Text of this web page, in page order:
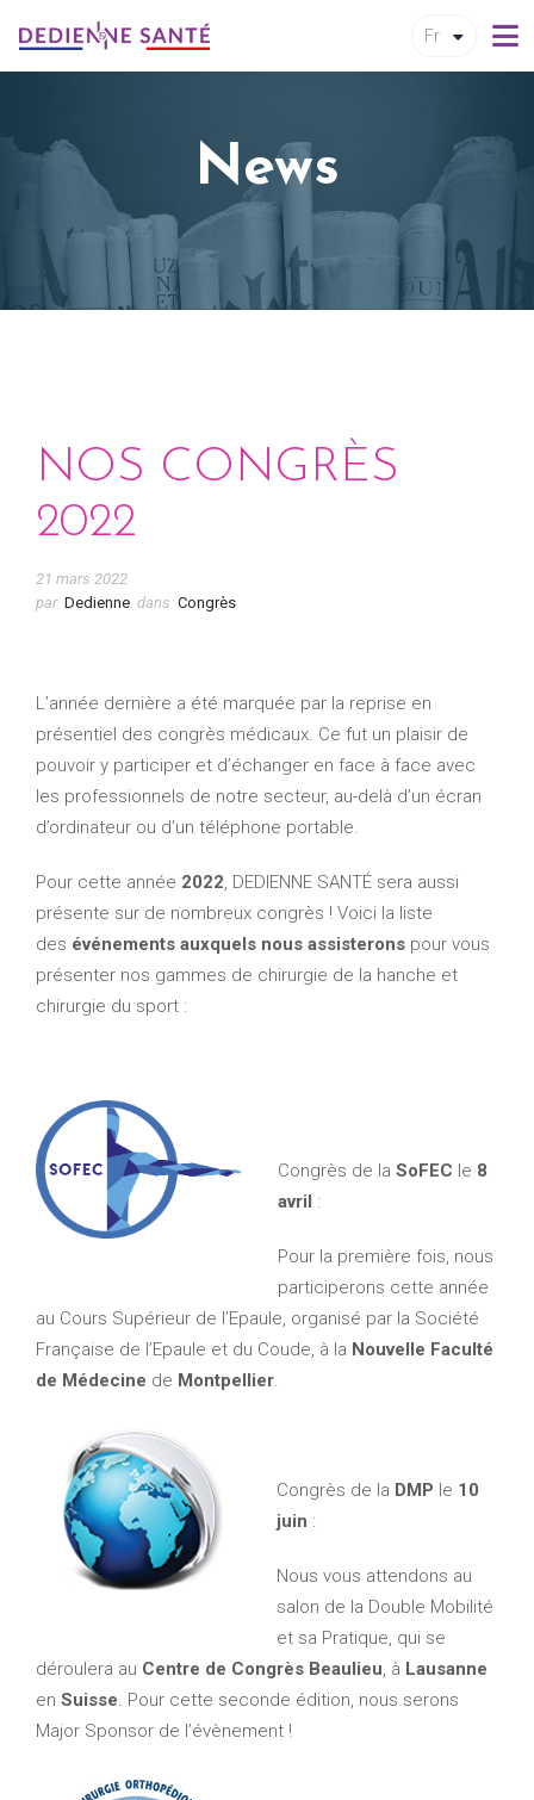
Fr
News
NOS CONGRÈS
2022
21 mars 2022
par Dedienne dans Congrès
L’année dernière a été marquée par la reprise en
présentiel des congrès médicaux. Ce fut un plaisir de
pouvoir y participer et d’échanger en face à face avec
les professionnels de notre secteur, au-delà d’un écran
d’ordinateur ou d’un téléphone portable.
Pour cette année 2022, DEDIENNE SANTÉ sera aussi
présente sur de nombreux congrès ! Voici la liste
des événements auxquels nous assisterons pour vous
présenter nos gammes de chirurgie de la hanche et
chirurgie du sport :
Congrès de la SoFEC le 8
avril :
Pour la première fois, nous
participerons cette année
au Cours Supérieur de l’Epaule, organisé par la Société
Française de l’Epaule et du Coude, à la Nouvelle Faculté
de Médecine de Montpellier.
Congrès de la DMP le 10
juin :
Nous vous attendons au
salon de la Double Mobilité
et sa Pratique, qui se
déroulera au Centre de Congrès Beaulieu, à Lausanne
en Suisse. Pour cette seconde édition, nous serons
Major Sponsor de l’évènement !